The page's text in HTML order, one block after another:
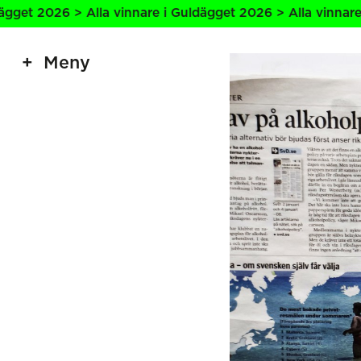
i Guldägget 2026 > Alla vinnare i Guldägget
Meny